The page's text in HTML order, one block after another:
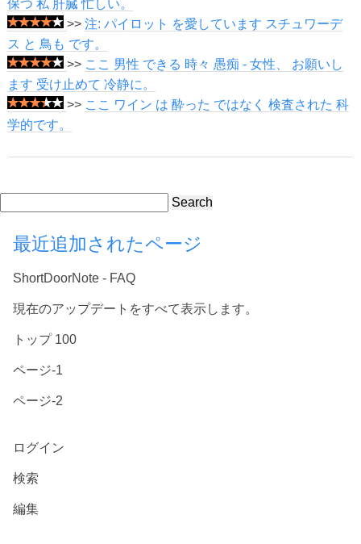
保つ 私 肝臓 忙しい。
>> 注: パイロット を愛しています スチュワーデ
ス と 鳥も です。
>> ここ 男性 できる 時々 愚痴 - 女性、 お願いし
ます 受け止めて 冷静に。
>> ここ ワイン は 酔った ではなく 検査された 科
学的です。
Search
最近追加されたページ
ShortDoorNote - FAQ
現在のアップデートをすべて表示します。
トップ 100
ページ-1
ページ-2
ログイン
検索
編集